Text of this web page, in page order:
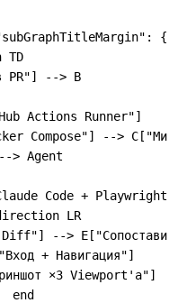
TD
PR"] --> B
Actions Runner"]
Compose"] -->
> Agent
Code + Playwright"]
LR
--> E["Сопоставить
+ Навигация"]
×3 Viewport'а"]
end